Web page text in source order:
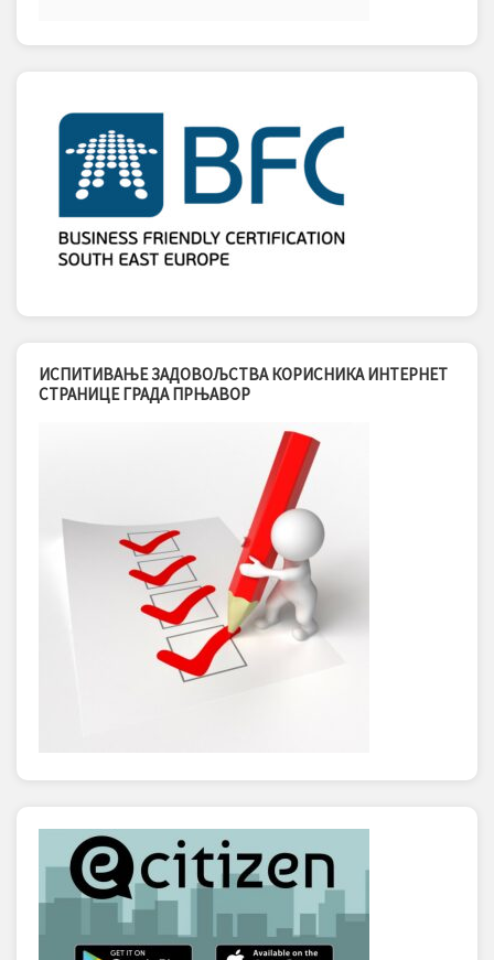
ИСПИТИВАЊЕ ЗАДОВОЉСТВА КОРИСНИКА ИНТЕРНЕТ
СТРАНИЦЕ ГРАДА ПРЊАВОР